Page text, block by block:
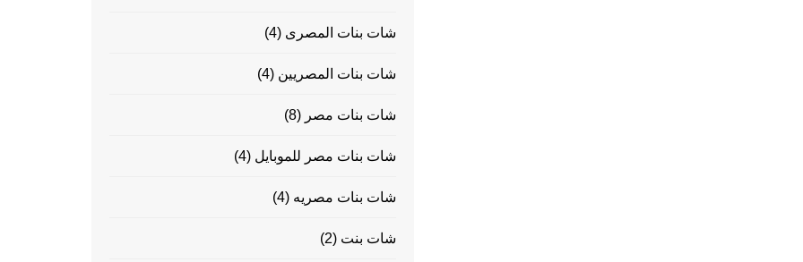
شات بنات المصرى (4)
شات بنات المصريين (4)
شات بنات مصر (8)
شات بنات مصر للموبايل (4)
شات بنات مصريه (4)
شات بنت (2)